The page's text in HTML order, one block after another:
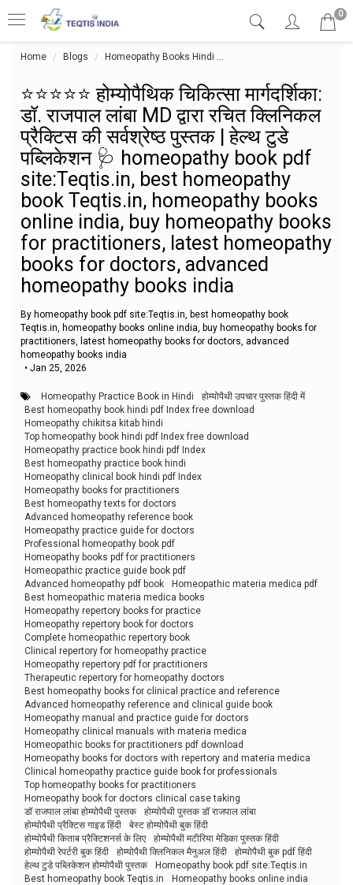
0
Home Blogs Homeopathy Books Hindi
⭐⭐⭐⭐⭐ होम्योपैथिक चिकित्सा मार्गदर्शिका:
डॉ. राजपाल लांबा MD द्वारा रचित क्लिनिकल
प्रैक्टिस की सर्वश्रेष्ठ पुस्तक | हेल्थ टुडे
पब्लिकेशन 🩺 homeopathy book pdf
site:Teqtis.in, best homeopathy
book Teqtis.in, homeopathy books
online india, buy homeopathy books
for practitioners, latest homeopathy
books for doctors, advanced
homeopathy books india
By homeopathy book pdf site:Teqtis.in, best homeopathy book
Teqtis.in, homeopathy books online india, buy homeopathy books for
practitioners, latest homeopathy books for doctors, advanced
homeopathy books india
• Jan 25, 2026
Homeopathy Practice Book in Hindi
होम्योपैथी उपचार पुस्तक हिंदी में
Best homeopathy book hindi pdf Index free download
Homeopathy chikitsa kitab hindi
Top homeopathy book hindi pdf Index free download
Homeopathy practice book hindi pdf Index
Best homeopathy practice book hindi
Homeopathy clinical book hindi pdf Index
Homeopathy books for practitioners
Best homeopathy texts for doctors
Advanced homeopathy reference book
Homeopathy practice guide for doctors
Professional homeopathy book pdf
Homeopathy books pdf for practitioners
Homeopathic practice guide book pdf
Advanced homeopathy pdf book
Homeopathic materia medica pdf
Best homeopathic materia medica books
Homeopathy repertory books for practice
Homeopathy repertory book for doctors
Complete homeopathic repertory book
Clinical repertory for homeopathy practice
Homeopathy repertory pdf for practitioners
Therapeutic repertory for homeopathy doctors
Best homeopathy books for clinical practice and reference
Advanced homeopathy reference and clinical guide book
Homeopathy manual and practice guide for doctors
Homeopathy clinical manuals with materia medica
Homeopathic books for practitioners pdf download
Homeopathy books for doctors with repertory and materia medica
Clinical homeopathy practice guide book for professionals
Top homeopathy books for practitioners
Homeopathy book for doctors clinical case taking
डॉ राजपाल लांबा होम्योपैथी पुस्तक
होम्योपैथी पुस्तक डॉ राजपाल लांबा
होम्योपैथी प्रैक्टिस गाइड हिंदी
बेस्ट होम्योपैथी बुक हिंदी
होम्योपैथी किताब प्रैक्टिशनर्स के लिए
होम्योपैथी मटीरिया मेडिका पुस्तक हिंदी
होम्योपैथी रेपर्टरी बुक हिंदी
होम्योपैथी क्लिनिकल मैनुअल हिंदी
होम्योपैथी बुक pdf हिंदी
हेल्थ टुडे पब्लिकेशन होम्योपैथी पुस्तक
Homeopathy book pdf site:Teqtis.in
Best homeopathy book Teqtis.in
Homeopathy books online india